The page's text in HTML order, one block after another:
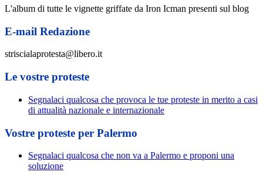
L'album di tutte le vignette griffate da Iron Icman presenti sul blog
E-mail Redazione
striscialaprotesta@libero.it
Le vostre proteste
Segnalaci qualcosa che provoca le tue proteste in merito a casi
di attualità nazionale e internazionale
Vostre proteste per Palermo
Segnalaci qualcosa che non va a Palermo e proponi una
soluzione